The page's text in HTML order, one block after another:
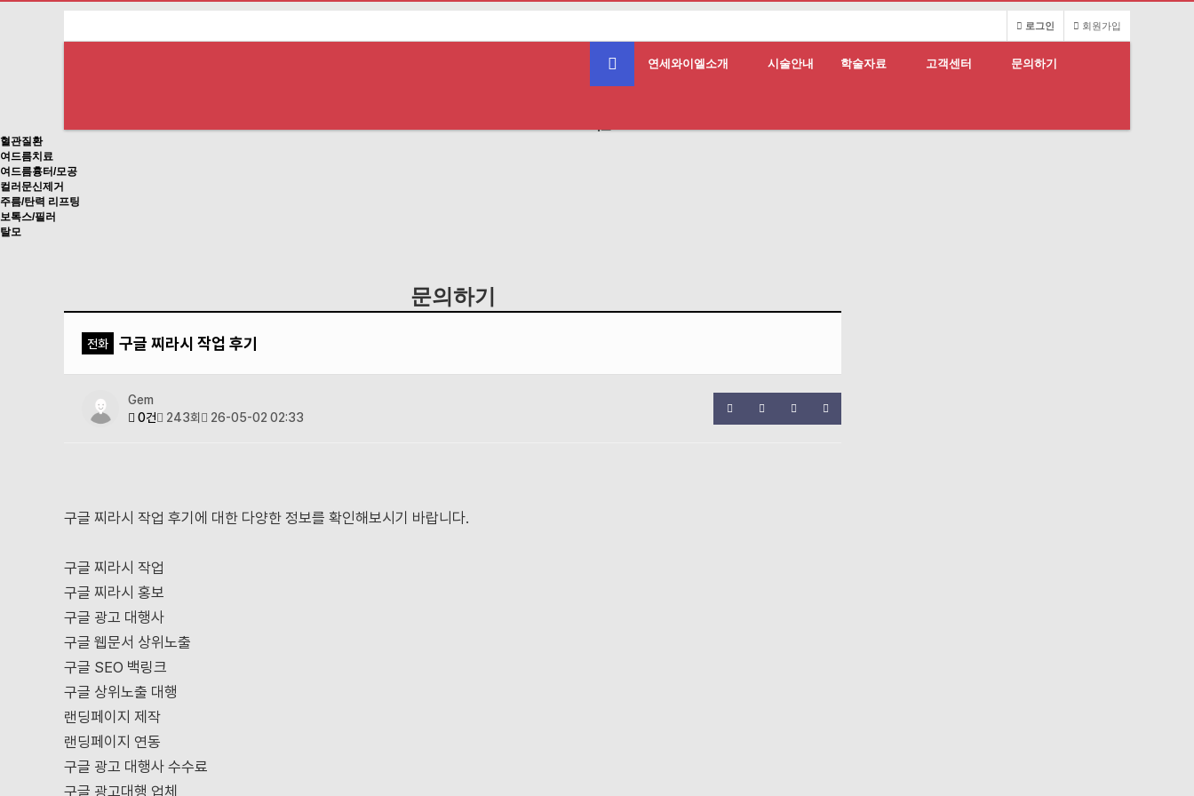
회원가입
로그인
연세와이엘소개 시술안내
학술자료
고객센터
문의하기
혈관질환
여드름치료
여드름흉터/모공
컬러문신제거
주름/탄력 리프팅
보톡스/필러
탈모
문의하기
전화 구글 찌라시 작업 후기
Gem
0건
243회 26-05-02 02:33
구글 찌라시 작업 후기에 대한 다양한 정보를 확인해보시기 바랍니다.
구글 찌라시 작업
구글 찌라시 홍보
구글 광고 대행사
구글 웹문서 상위노출
구글 SEO 백링크
구글 상위노출 대행
랜딩페이지 제작
랜딩페이지 연동
구글 광고 대행사 수수료
구글 광고대행 업체